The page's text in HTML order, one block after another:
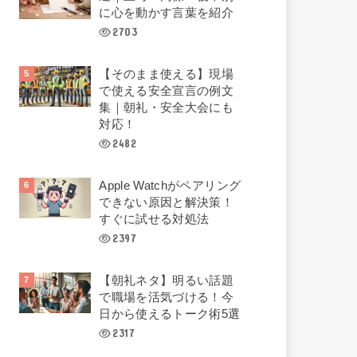
に心を動かす言葉を紹介
2703
【そのまま使える】現場
で使える安全宣言の例文
集｜朝礼・安全大会にも
対応！
2482
Apple Watchがペアリング
できない原因と解決策！
すぐに試せる対処法
2397
【朝礼ネタ】明るい話題
で職場を活気づける！今
日から使えるトーク術5選
2317